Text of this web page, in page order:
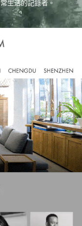
生活的記錄者。